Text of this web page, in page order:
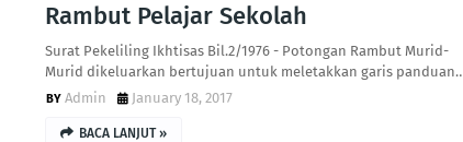
Rambut Pelajar Sekolah
Surat Pekeliling Ikhtisas Bil.2/1976 - Potongan Rambut Murid-
Murid dikeluarkan bertujuan untuk meletakkan garis
Admin
January 18, 2017
BACA LANJUT »